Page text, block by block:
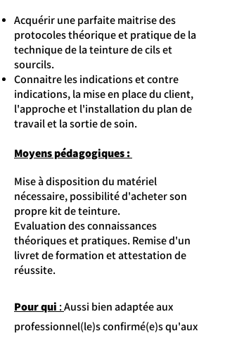
Acquérir une parfaite maitrise des
protocoles théorique et pratique de la
technique de la teinture de cils et
sourcils.
Connaitre les indications et contre
indications, la mise en place du client,
l'approche et l'installation du plan de
travail et la sortie de soin.
Moyens pédagogiques :
Mise à disposition du matériel
nécessaire, possibilité d'acheter son
propre kit de teinture.
Evaluation des connaissances
théoriques et pratiques. Remise d'un
livret de formation et attestation de
réussite.
Pour qui :Aussi bien adaptée aux
professionnel(le)s confirmé(e)s qu'aux